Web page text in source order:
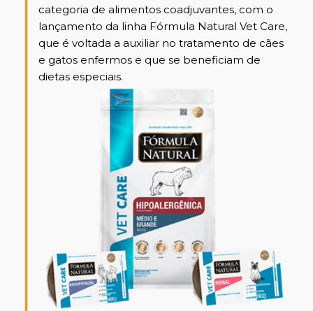
categoria de alimentos coadjuvantes, com o
lançamento da linha Fórmula Natural Vet Care,
que é voltada a auxiliar no tratamento de cães
e gatos enfermos e que se beneficiam de
dietas especiais.